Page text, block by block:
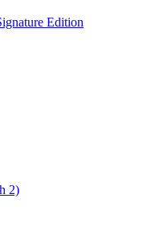
Edition
2)